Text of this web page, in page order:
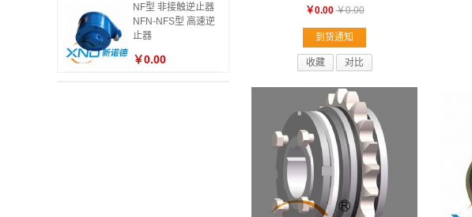
NF型 非接触逆止器
NFN-NFS型 高速逆
止器
￥0.00
￥0.00 ￥0.00
到货通知
收藏 对比